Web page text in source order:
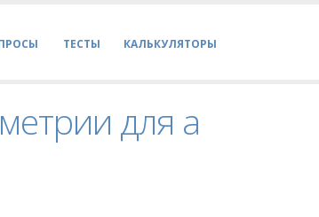
КАЛЬКУЛЯТОРЫ
ТЕСТЫ
для а